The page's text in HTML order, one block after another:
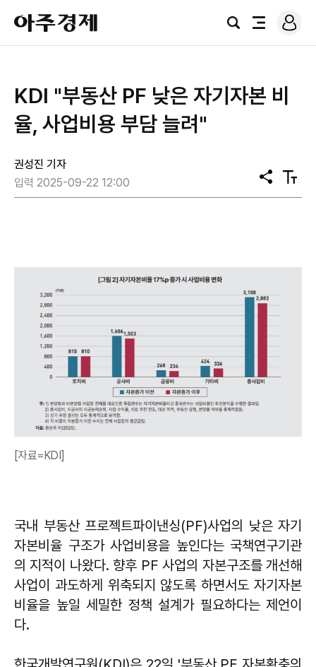
아
주
경
검
전
로
그
KDI "부동산 PF 낮은 자기자본 비
율, 사업비용 부담 늘려"
권성진 기자
입력 2025-09-22 12:00
공
유
텍
스
[자료=KDI]
국내 부동산 프로젝트파이낸싱(PF)사업의 낮은 자기
자본비율 구조가 사업비용을 높인다는 국책연구기관
의 지적이 나왔다. 향후 PF 사업의 자본구조를 개선해
사업이 과도하게 위축되지 않도록 하면서도 자기자본
비율을 높일 세밀한 정책 설계가 필요하다는 제언이
다.